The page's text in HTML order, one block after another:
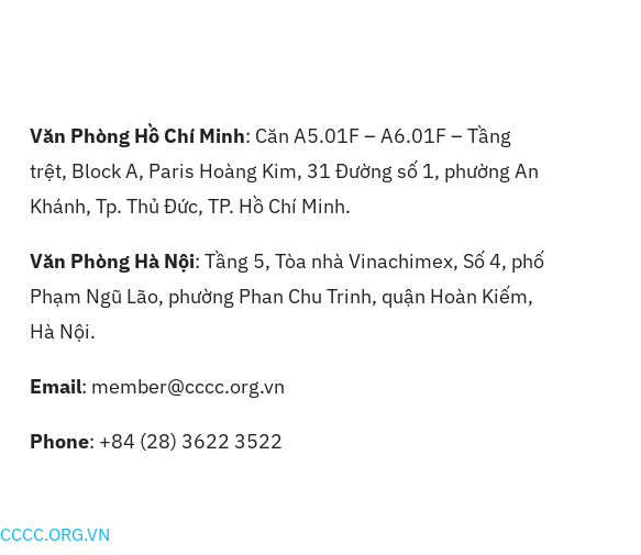
Văn Phòng Hồ Chí Minh: Căn A5.01F – A6.01F – Tầng
trệt, Block A, Paris Hoàng Kim, 31 Đường số 1, phường An
Khánh, Tp. Thủ Đức, TP. Hồ Chí Minh.
Văn Phòng Hà Nội:Tầng 5, Tòa nhà Vinachimex, Số 4, phố
Phạm Ngũ Lão, phường Phan Chu Trinh, quận Hoàn Kiếm,
Hà Nội.
Email: member@cccc.org.vn
Phone: +84 (28) 3622 3522
CCCC.ORG.VN